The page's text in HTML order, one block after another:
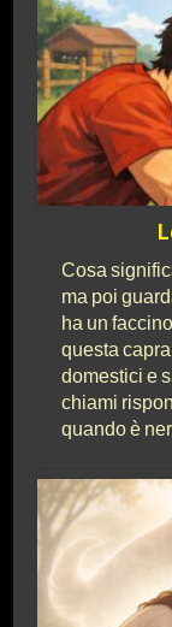
Cosa
ma poi
ha un
questa
domestici e
chiami
quando è